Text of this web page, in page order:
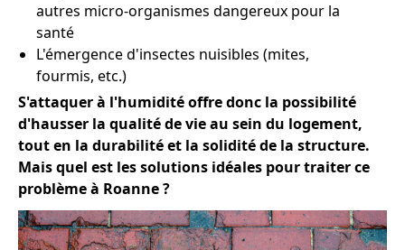
autres micro-organismes dangereux pour la
santé
L'émergence d'insectes nuisibles (mites,
fourmis, etc.)
S'attaquer à l'humidité offre donc la possibilité
d'hausser la qualité de vie au sein du logement,
tout en la durabilité et la solidité de la structure.
Mais quel est les solutions idéales pour traiter ce
problème à Roanne ?